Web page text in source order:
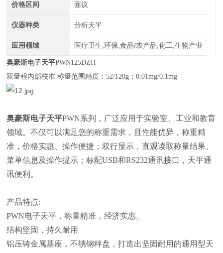
价格区间 面议
仪器种类 分析天平
应用领域 医疗卫生,环保,食品/农产品,化工,生物产业
奥豪斯电子天平PWN125DZH
双量程内部校准 称量范围精度：52/120g；0.01mg/0.1mg
奥豪斯电子天平PWN系列
，广泛应用于实验室、工业和教育
领域。不仅可以满足您的称重需求，且性能优异，称重精
准，价格实惠、操作便捷；双行显示，直观读取称量结果、
菜单信息及操作提示；标配USB和RS232通讯接口，天平通
讯便利。
产品特点:
PWN电子天平，称量精准，经济实惠。
结构坚固，持久耐用
铝压铸金属基座，不锈钢秤盘，打造出坚固耐用的通用型天